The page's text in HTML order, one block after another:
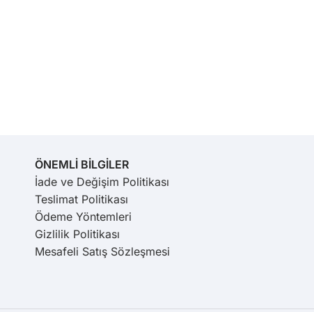
ÖNEMLİ BİLGİLER
İade ve Değişim Politikası
Teslimat Politikası
Ödeme Yöntemleri
Gizlilik Politikası
Mesafeli Satış Sözleşmesi